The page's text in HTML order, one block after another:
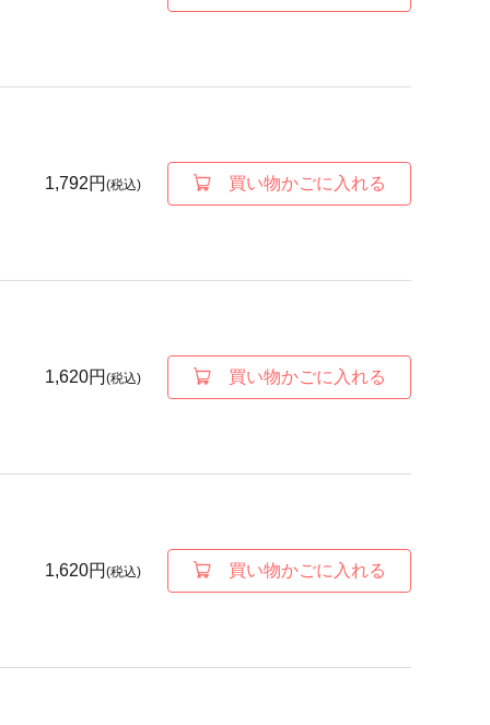
1,792円 (税込) 買い物かごに入れる
1,620円 (税込) 買い物かごに入れる
1,620円 (税込) 買い物かごに入れる